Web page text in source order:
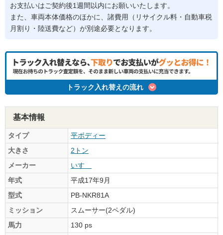
お支払いはご契約後1週間以内にお願いいたします。
また、車両本体価格のほかに、諸費用（リサイクル料・自動車税
月割り・陸送費など）が別途必要となります。
トラック入れ替えの流れ
基本情報
タイプ
平ボディー
大きさ
2トン
メーカー
いすゞ
年式
平成17年9月
型式
PB-NKR81A
ミッション
スムーサー(2ペダル)
馬力
130 ps